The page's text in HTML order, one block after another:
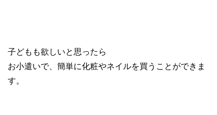
子どもも欲しいと思ったら
お小遣いで、簡単に化粧やネイルを買うことができま
す。